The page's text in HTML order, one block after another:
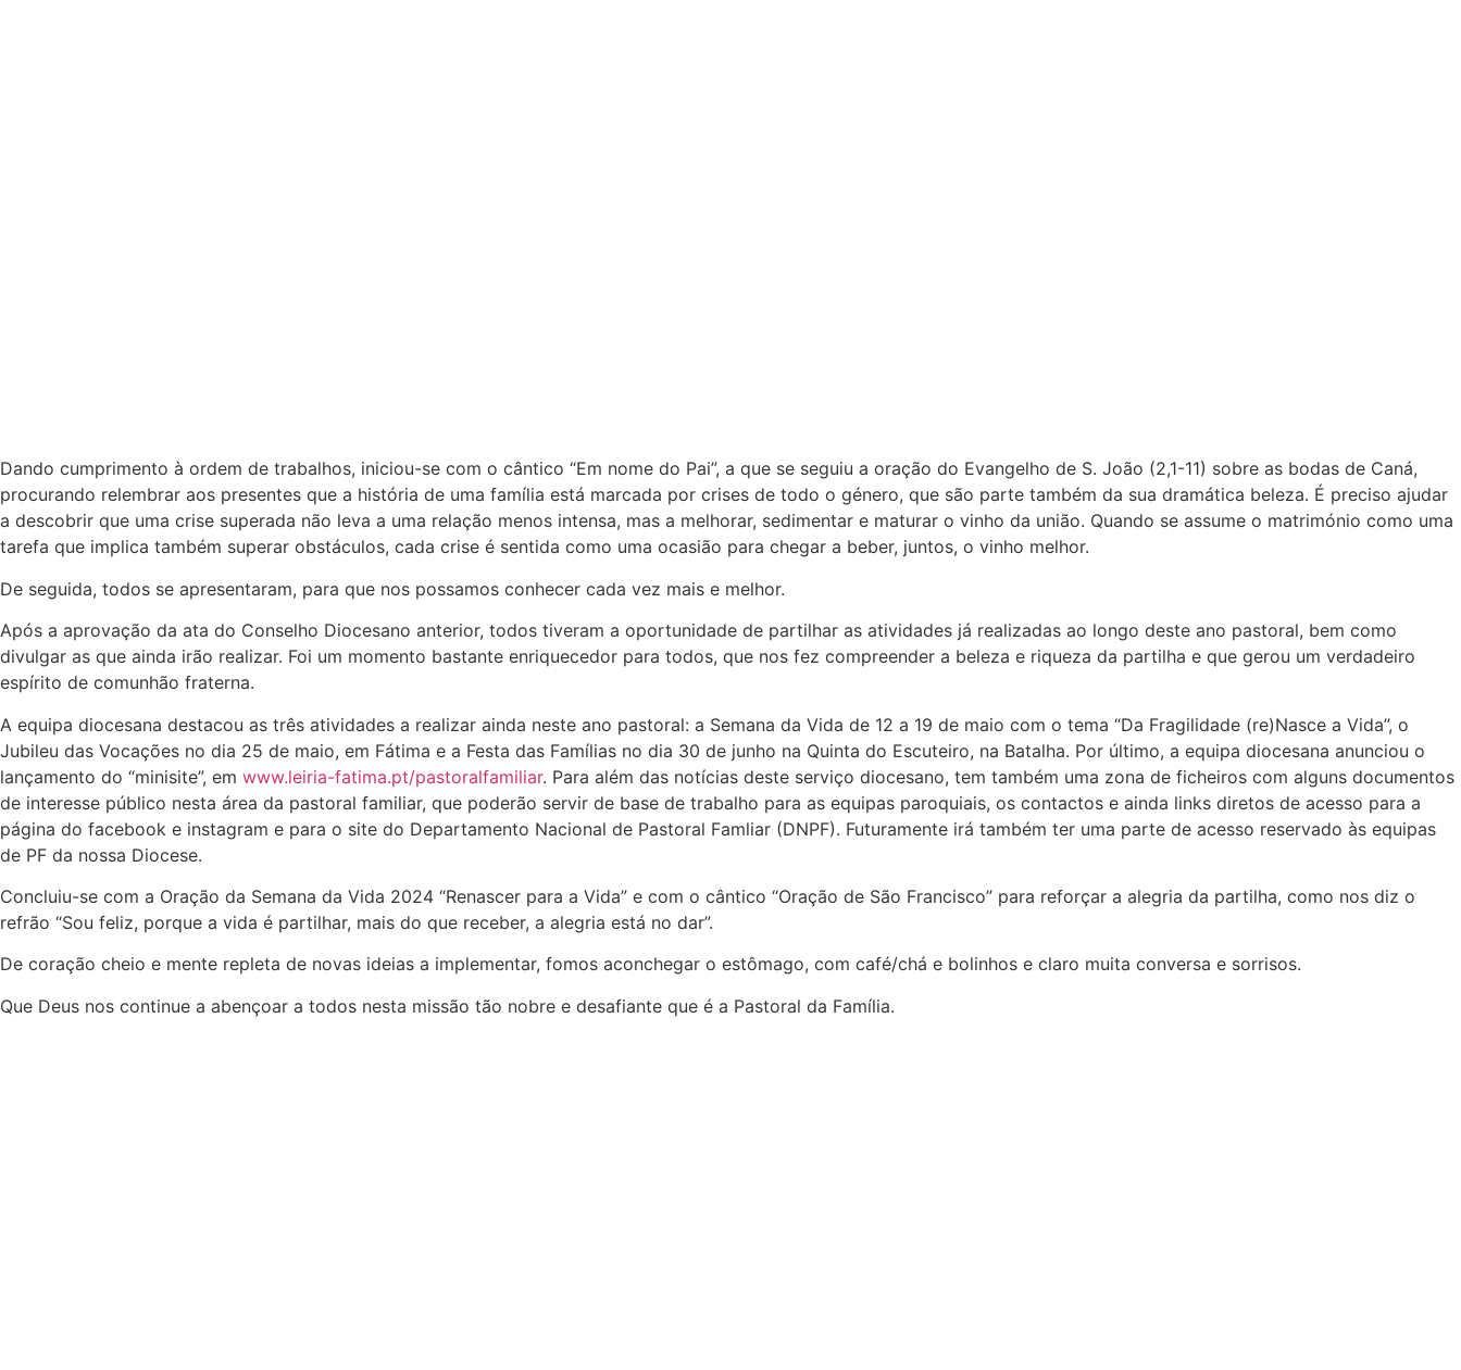
Dando cumprimento à ordem de trabalhos, iniciou-se com o cântico “Em nome do Pai”, a que se seguiu a oração do Evangelho de S. João (2,1-11) sobre as bodas de Caná,
procurando relembrar aos presentes que a história de uma família está marcada por crises de todo o género, que são parte também da sua dramática beleza. É preciso ajudar
a descobrir que uma crise superada não leva a uma relação menos intensa, mas a melhorar, sedimentar e maturar o vinho da união. Quando se assume o matrimónio como uma
tarefa que implica também superar obstáculos, cada crise é sentida como uma ocasião para chegar a beber, juntos, o vinho melhor.
De seguida, todos se apresentaram, para que nos possamos conhecer cada vez mais e melhor.
Após a aprovação da ata do Conselho Diocesano anterior, todos tiveram a oportunidade de partilhar as atividades já realizadas ao longo deste ano pastoral, bem como
divulgar as que ainda irão realizar. Foi um momento bastante enriquecedor para todos, que nos fez compreender a beleza e riqueza da partilha e que gerou um verdadeiro
espírito de comunhão fraterna.
A equipa diocesana destacou as três atividades a realizar ainda neste ano pastoral: a Semana da Vida de 12 a 19 de maio com o tema “Da Fragilidade (re)Nasce a Vida”, o
Jubileu das Vocações no dia 25 de maio, em Fátima e a Festa das Famílias no dia 30 de junho na Quinta do Escuteiro, na Batalha. Por último, a equipa diocesana anunciou o
lançamento do “minisite”, em www.leiria-fatima.pt/pastoralfamiliar. Para além das notícias deste serviço diocesano, tem também uma zona de ficheiros com alguns documentos
de interesse público nesta área da pastoral familiar, que poderão servir de base de trabalho para as equipas paroquiais, os contactos e ainda links diretos de acesso para a
página do facebook e instagram e para o site do Departamento Nacional de Pastoral Famliar (DNPF). Futuramente irá também ter uma parte de acesso reservado às equipas
de PF da nossa Diocese.
Concluiu-se com a Oração da Semana da Vida 2024 “Renascer para a Vida” e com o cântico “Oração de São Francisco” para reforçar a alegria da partilha, como nos diz o
refrão “Sou feliz, porque a vida é partilhar, mais do que receber, a alegria está no dar”.
De coração cheio e mente repleta de novas ideias a implementar, fomos aconchegar o estômago, com café/chá e bolinhos e claro muita conversa e sorrisos.
Que Deus nos continue a abençoar a todos nesta missão tão nobre e desafiante que é a Pastoral da Família.